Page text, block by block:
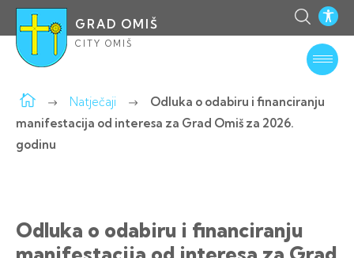
GRAD OMIŠ
CITY OMIŠ
Natječaji
Odluka o odabiru i financiranju
manifestacija od interesa za Grad Omiš za 2026.
godinu
Odluka o odabiru i financiranju